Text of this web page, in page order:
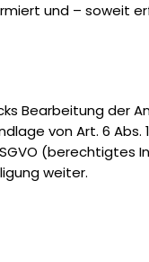
und – soweit
Bearbeitung der
von Art. 6 Abs. 1
(berechtigtes
weiter.